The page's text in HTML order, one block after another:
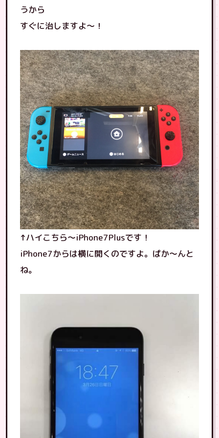
うから
すぐに治しますよ〜！
↑ハイこちら〜iPhone7Plusです！
iPhone7からは横に開くのですよ。ぱか〜んと
ね。